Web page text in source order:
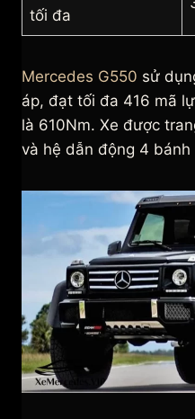
tối đa
Mercedes G550 sử
áp, đạt tối đa 416 mã
là 610Nm. Xe được
và hệ dẫn động 4